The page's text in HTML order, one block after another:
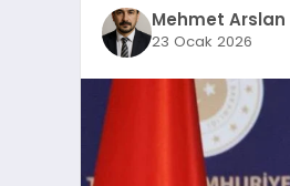
Mehmet Arslan
23 Ocak 2026